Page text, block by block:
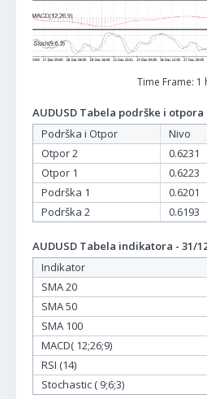
Time Frame: 1
AUDUSD Tabela podrške i otpora
Podrška i Otpor
Nivo
Otpor 2
0.6231
Otpor 1
0.6223
Podrška 1
0.6201
Podrška 2
0.6193
AUDUSD Tabela indikatora - 31/
Indikator
SMA 20
SMA 50
SMA 100
MACD( 12;26;9)
RSI (14)
Stochastic ( 9;6;3)